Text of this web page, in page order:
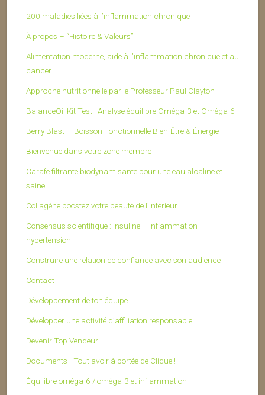
200 maladies liées à l’inflammation chronique
À propos – “Histoire & Valeurs”
Alimentation moderne, aide à l'inflammation chronique et au
cancer
Approche nutritionnelle par le Professeur Paul Clayton
BalanceOil Kit Test | Analyse équilibre Oméga-3 et Oméga-6
Berry Blast — Boisson Fonctionnelle Bien-Être & Énergie
Bienvenue dans votre zone membre
Carafe filtrante biodynamisante pour une eau alcaline et
saine
Collagène boostez votre beauté de l’intérieur
Consensus scientifique : insuline – inflammation –
hypertension
Construire une relation de confiance avec son audience
Contact
Développement de ton équipe
Développer une activité d’affiliation responsable
Devenir Top Vendeur
Documents - Tout avoir à portée de Clique !
Équilibre oméga-6 / oméga-3 et inflammation